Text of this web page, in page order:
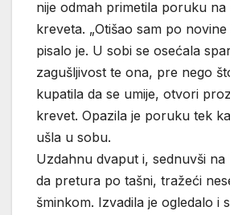
nije odmah primetila poruku
kreveta. „Otišao sam po novine
pisalo je. U sobi se osećala
zagušljivost te ona, pre nego
kupatila da se umije, otvori
krevet. Opazila je poruku tek
ušla u sobu.
Uzdahnu dvaput i, sednuvši
da pretura po tašni, tražeći
šminkom. Izvadila je ogledalo i